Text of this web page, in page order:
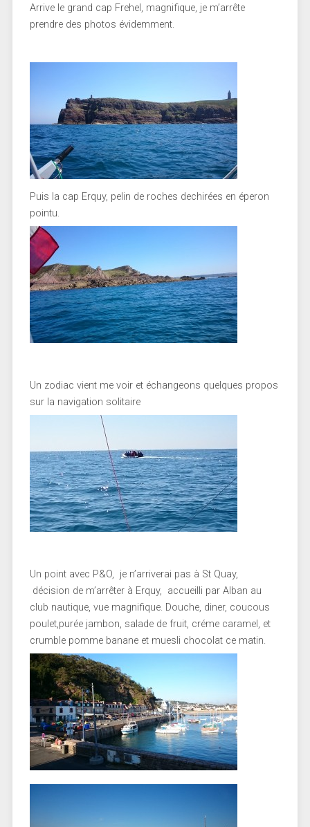
Arrive le grand cap Frehel, magnifique, je m’arrête
prendre des photos évidemment.
Puis la cap Erquy, pelin de roches dechirées en éperon
pointu.
Un zodiac vient me voir et échangeons quelques propos
sur la navigation solitaire
Un point avec P&O, je n’arriverai pas à St Quay,
décision de m’arrêter à Erquy, accueilli par Alban au
club nautique, vue magnifique. Douche, diner, coucous
poulet,purée jambon, salade de fruit, créme caramel, et
crumble pomme banane et muesli chocolat ce matin.